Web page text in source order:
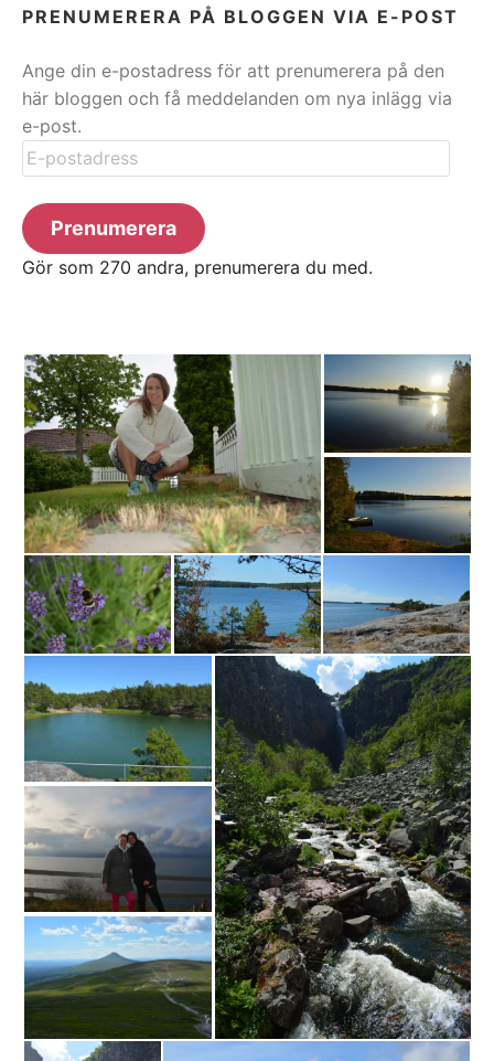
PRENUMERERA PÅ BLOGGEN VIA E-POST
Ange din e-postadress för att prenumerera på den
här bloggen och få meddelanden om nya inlägg via
e-post.
E-
postadress
Prenumerera
Gör som 270 andra, prenumerera du med.